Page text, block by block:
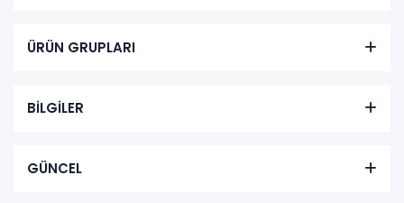
ÜRÜN GRUPLARI
BİLGİLER
GÜNCEL